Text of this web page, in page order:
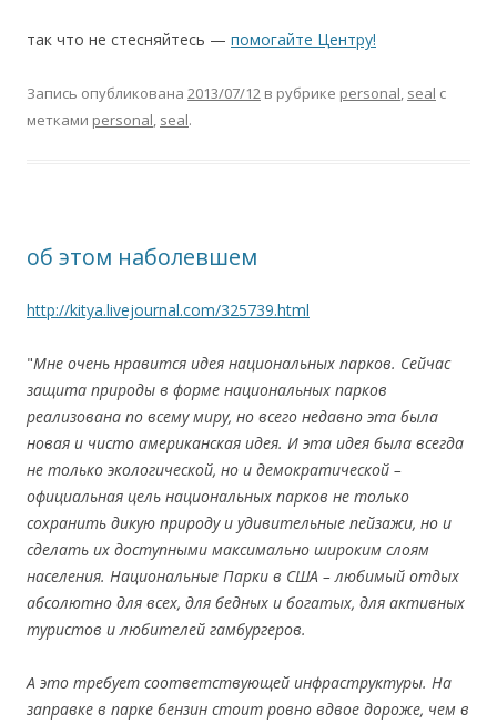
так что не стесняйтесь — помогайте Центру!
Запись опубликована 2013/07/12 в рубрике personal, seal с
метками personal, seal.
об этом наболевшем
http://kitya.livejournal.com/325739.html
"Мне очень нравится идея национальных парков. Сейчас
защита природы в форме национальных парков
реализована по всему миру, но всего недавно эта была
новая и чисто американская идея. И эта идея была всегда
не только экологической, но и демократической –
официальная цель национальных парков не только
сохранить дикую природу и удивительные пейзажи, но и
сделать их доступными максимально широким слоям
населения. Национальные Парки в США – любимый отдых
абсолютно для всех, для бедных и богатых, для активных
туристов и любителей гамбургеров.
А это требует соответствующей инфраструктуры. На
заправке в парке бензин стоит ровно вдвое дороже, чем в